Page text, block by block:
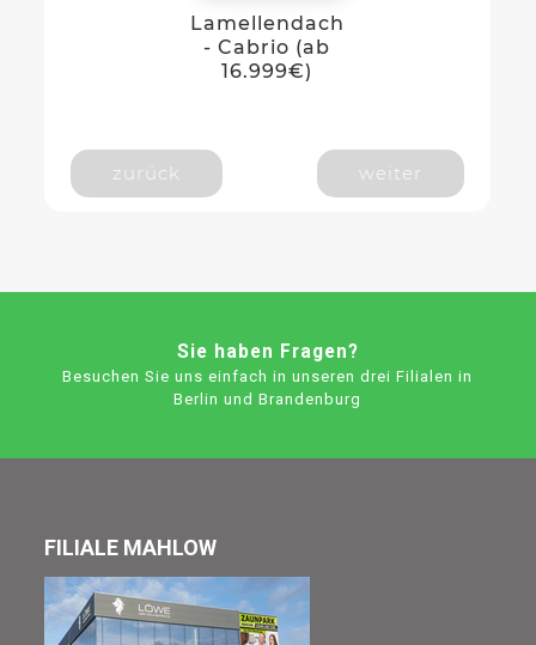
Lamellendach
- Cabrio (ab
16.999€)
zurück weiter
Sie haben Fragen?
Besuchen Sie uns einfach in unseren drei Filialen in
Berlin und Brandenburg
FILIALE MAHLOW